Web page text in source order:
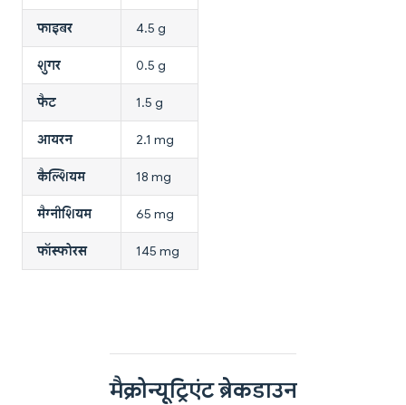
फाइबर 4.5 g
शुगर 0.5 g
फैट 1.5 g
आयरन 2.1 mg
कैल्शियम 18 mg
मैग्नीशियम 65 mg
फॉस्फोरस 145 mg
मैक्रोन्यूट्रिएंट ब्रेकडाउन